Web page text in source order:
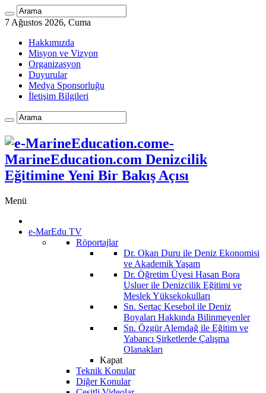
7 Ağustos 2026, Cuma
Hakkımızda
Misyon ve Vizyon
Organizasyon
Duyurular
Medya Sponsorluğu
İletişim Bilgileri
e-
MarineEducation.com Denizcilik
Eğitimine Yeni Bir Bakış Açısı
Menü
e-MarEdu TV
Röportajlar
Dr. Okan Duru ile Deniz Ekonomisi
ve Akademik Yaşam
Dr. Öğretim Üyesi Hasan Bora
Usluer ile Denizcilik Eğitimi ve
Meslek Yüksekokulları
Sn. Sertaç Kesebol ile Deniz
Boyaları Hakkında Bilinmeyenler
Sn. Özgür Alemdağ ile Eğitim ve
Yabancı Şirketlerde Çalışma
Olanakları
Kapat
Teknik Konular
Diğer Konular